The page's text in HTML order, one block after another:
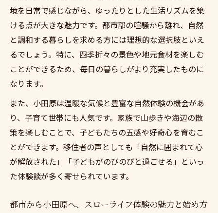
日々
地方移住は小田原でスローライフを満喫す
る生活術
豊かな自然に囲まれた小田原で暮らす幸せ
小田原ならではのスローライフのコツと実
践例
地方移住は小田原で叶える理想の毎日
テレワークと二拠点生活が叶える理想の毎日
地方移住は小田原でスローライフとテレワ
小田原で実現する二拠点生活と柔軟な働き
境を日常で感じながら、ゆったりとした生活リズムを築
ける点が大きな魅力です。都市部の喧騒から離れ、自然
と調和する暮らしを求める方には理想的な選択肢といえ
るでしょう。特に、四季折々の景色や地元食材を楽しむ
ことができるため、毎日の暮らしがより充実したものに
なります。
また、小田原は温暖な気候と豊富な自然体験の機会があ
り、子育て世帯にも人気です。家族で山歩きや海辺の散
策を楽しむことで、子どもたちの五感や好奇心を育むこ
とができます。移住者の声としても「自然に囲まれて心
が解放された」「子どもがのびのびと過ごせる」といっ
た体験談が多く寄せられています。
都市から小田原へ、スローライフ体験の魅力と始め方